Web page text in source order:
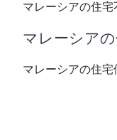
マレーシアの住宅
マレーシア
マレーシアの住宅